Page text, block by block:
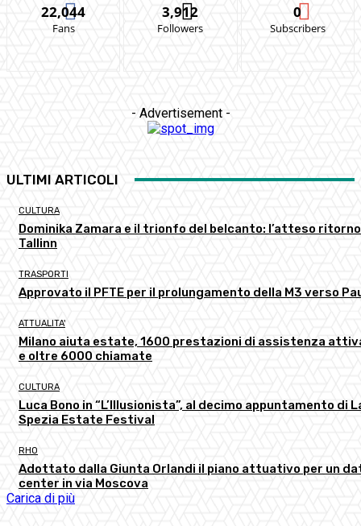
22,044
Fans
3,912
Followers
0
Subscribers
- Advertisement -
ULTIMI ARTICOLI
CULTURA
Dominika Zamara e il trionfo del belcanto: l’atteso
Tallinn
TRASPORTI
Approvato il PFTE per il prolungamento della M3 verso
ATTUALITA'
Milano aiuta estate, 1600 prestazioni di assistenza
e oltre 6000 chiamate
CULTURA
Luca Bono in “L’Illusionista”, al decimo appuntamento di
Spezia Estate Festival
RHO
Adottato dalla Giunta Orlandi il piano attuativo per un
center in via Moscova
Carica di più